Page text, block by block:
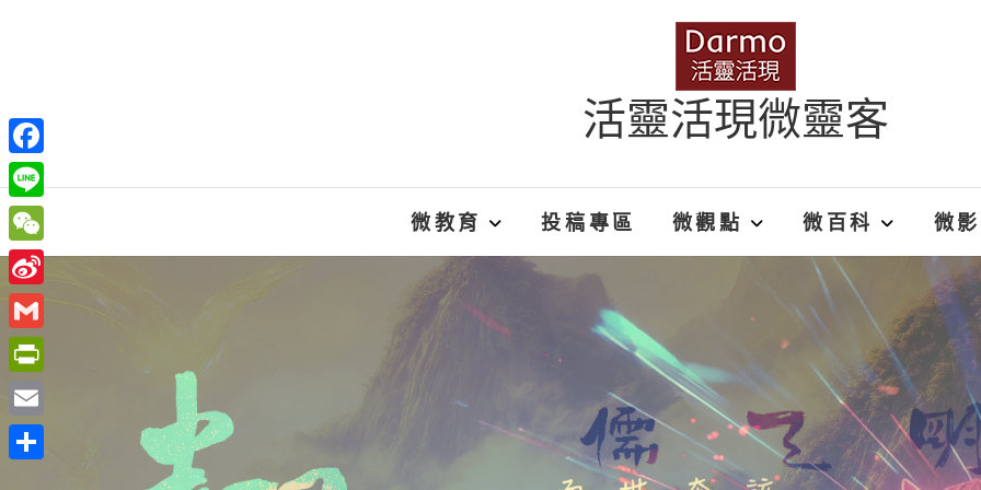
活靈活現微靈客
微教育 投稿專區 微觀點 微百科 微
F
a
c
e
b
o
o
k
L
i
n
e
W
e
C
h
a
t
S
i
n
a
W
G
m
a
P
r
i
E